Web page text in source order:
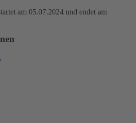
am 05.07.2024 und endet am